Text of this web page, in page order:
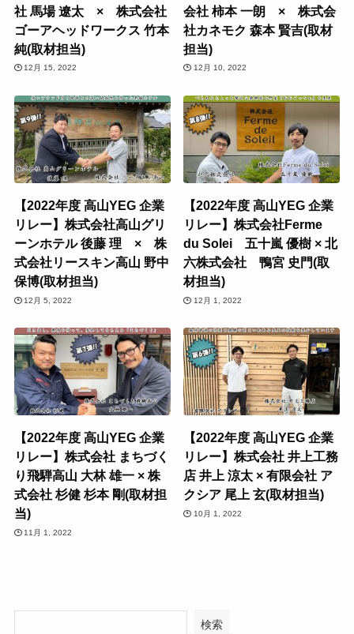
社 馬場 遼太 × 株式会社
ゴーアヘッドワークス 竹本
純(取材担当)
12月 15, 2022
会社 柿本 一朗 × 株式会
社カネモク 森本 賢吉(取材
担当)
12月 10, 2022
【2022年度 高山YEG 企業
リレー】株式会社高山グリ
ーンホテル 後藤 理 × 株
式会社リースキン高山 野中
保博(取材担当)
12月 5, 2022
【2022年度 高山YEG 企業
リレー】株式会社Ferme
du Solei 五十嵐 優樹 × 北
六株式会社 鴨宮 史門(取
材担当)
12月 1, 2022
【2022年度 高山YEG 企業
リレー】株式会社 まちづく
り飛騨高山 大林 雄一 × 株
式会社 杉健 杉本 剛(取材担
当)
11月 1, 2022
【2022年度 高山YEG 企業
リレー】株式会社 井上工務
店 井上 涼太 × 有限会社 ア
クシア 尾上 玄(取材担当)
10月 1, 2022
検索